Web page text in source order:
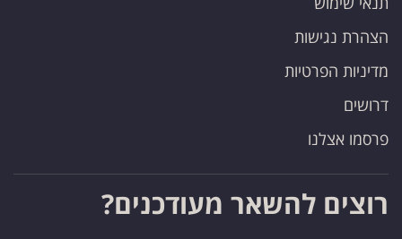
הצהרת נגישות
מדיניות הפרטיות
דרושים
פרסמו אצלנו
רוצים להשאר מעודכנים?